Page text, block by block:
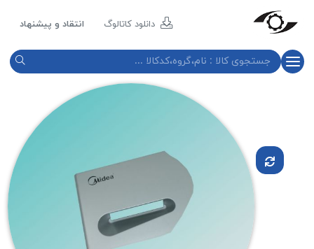
دانلود کاتالوگ انتقاد و پیشنهاد